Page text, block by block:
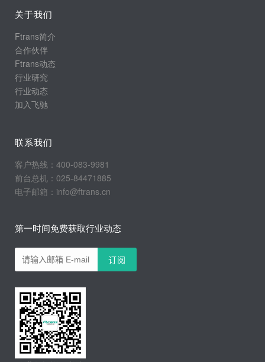
关于我们
Ftrans简介
合作伙伴
Ftrans动态
行业研究
行业动态
加入飞驰
联系我们
客户热线：400-083-9981
前台总机：025-84471885
电子邮箱：info@ftrans.cn
第一时间免费获取行业动态